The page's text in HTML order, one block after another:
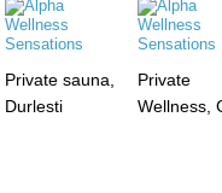
Private sauna,
Durlesti
Private
Wellness,